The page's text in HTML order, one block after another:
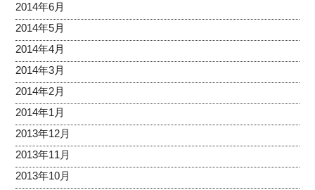
2014年6月
2014年5月
2014年4月
2014年3月
2014年2月
2014年1月
2013年12月
2013年11月
2013年10月